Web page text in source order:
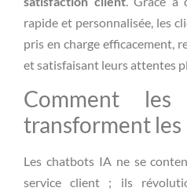
rapide et personnalisée, les
pris en charge efficacement,
et satisfaisant leurs attentes
Comment
transforment
Les chatbots IA ne se
service client ; ils